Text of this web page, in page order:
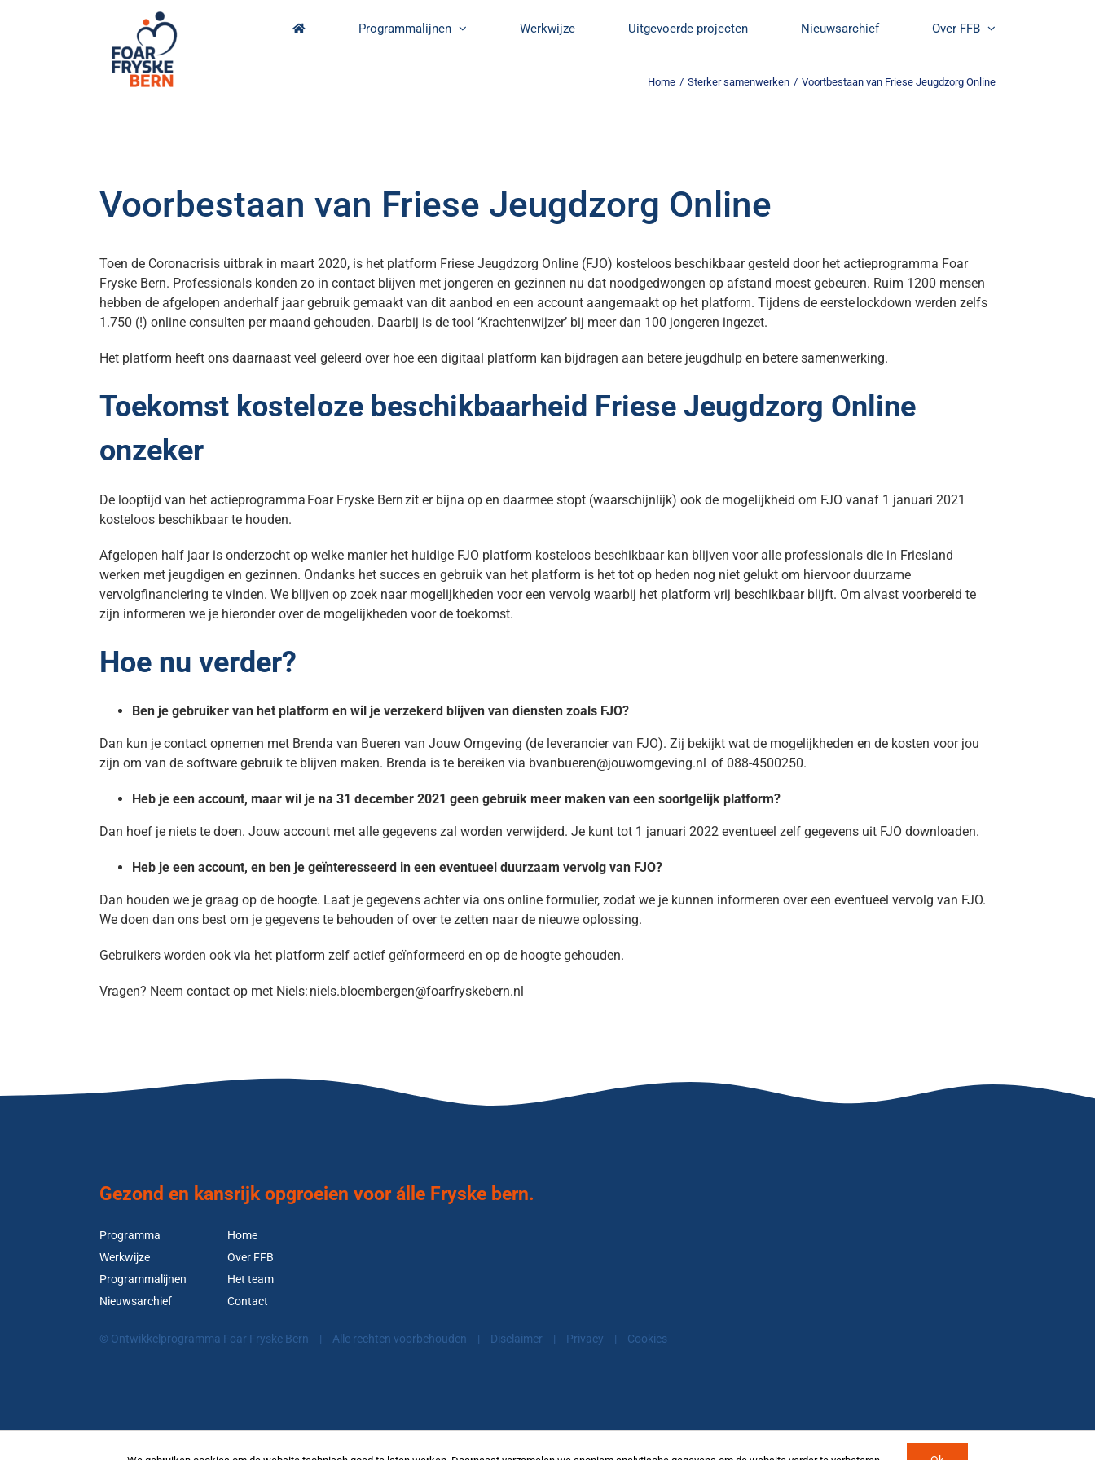
Programmalijnen Werkwijze Uitgevoerde projecten Nieuwsarchief Over FFB
Home / Sterker samenwerken / Voortbestaan van Friese Jeugdzorg Online
Voorbestaan van Friese Jeugdzorg Online
Toen de Coronacrisis uitbrak in maart 2020, is het platform Friese Jeugdzorg Online (FJO) kosteloos beschikbaar gesteld door het actieprogramma Foar
Fryske Bern. Professionals konden zo in contact blijven met jongeren en gezinnen nu dat noodgedwongen op afstand moest gebeuren. Ruim 1200 mensen
hebben de afgelopen anderhalf jaar gebruik gemaakt van dit aanbod en een account aangemaakt op het platform. Tijdens de eerste lockdown werden zelfs
1.750 (!) online consulten per maand gehouden. Daarbij is de tool ‘Krachtenwijzer’ bij meer dan 100 jongeren ingezet.
Het platform heeft ons daarnaast veel geleerd over hoe een digitaal platform kan bijdragen aan betere jeugdhulp en betere samenwerking.
Toekomst kosteloze beschikbaarheid Friese Jeugdzorg Online
onzeker
De looptijd van het actieprogramma Foar Fryske Bern zit er bijna op en daarmee stopt (waarschijnlijk) ook de mogelijkheid om FJO vanaf 1 januari 2021
kosteloos beschikbaar te houden.
Afgelopen half jaar is onderzocht op welke manier het huidige FJO platform kosteloos beschikbaar kan blijven voor alle professionals die in Friesland
werken met jeugdigen en gezinnen. Ondanks het succes en gebruik van het platform is het tot op heden nog niet gelukt om hiervoor duurzame
vervolgfinanciering te vinden. We blijven op zoek naar mogelijkheden voor een vervolg waarbij het platform vrij beschikbaar blijft. Om alvast voorbereid te
zijn informeren we je hieronder over de mogelijkheden voor de toekomst.
Hoe nu verder?
Ben je gebruiker van het platform en wil je verzekerd blijven van diensten zoals FJO?
Dan kun je contact opnemen met Brenda van Bueren van Jouw Omgeving (de leverancier van FJO). Zij bekijkt wat de mogelijkheden en de kosten voor jou
zijn om van de software gebruik te blijven maken. Brenda is te bereiken via bvanbueren@jouwomgeving.nl of 088-4500250.
Heb je een account, maar wil je na 31 december 2021 geen gebruik meer maken van een soortgelijk platform?
Dan hoef je niets te doen. Jouw account met alle gegevens zal worden verwijderd. Je kunt tot 1 januari 2022 eventueel zelf gegevens uit FJO downloaden.
Heb je een account, en ben je geïnteresseerd in een eventueel duurzaam vervolg van FJO?
Dan houden we je graag op de hoogte. Laat je gegevens achter via ons online formulier, zodat we je kunnen informeren over een eventueel vervolg van FJO.
We doen dan ons best om je gegevens te behouden of over te zetten naar de nieuwe oplossing.
Gebruikers worden ook via het platform zelf actief geïnformeerd en op de hoogte gehouden.
Vragen? Neem contact op met Niels: niels.bloembergen@foarfryskebern.nl
Gezond en kansrijk opgroeien voor álle Fryske bern.
Programma
Werkwijze
Programmalijnen
Nieuwsarchief
Home
Over FFB
Het team
Contact
© Ontwikkelprogramma Foar Fryske Bern | Alle rechten voorbehouden | Disclaimer | Privacy | Cookies